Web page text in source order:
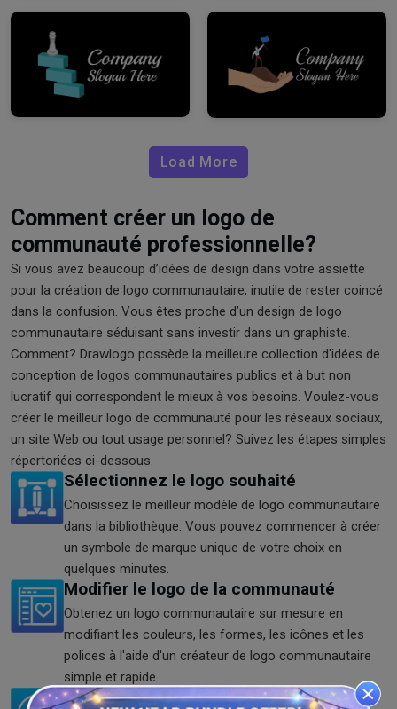
Load More
Comment créer un logo de
communauté professionnelle?
Si vous avez beaucoup d’idées de design dans votre assiette
pour la création de logo communautaire, inutile de rester coincé
dans la confusion. Vous êtes proche d’un design de logo
communautaire séduisant sans investir dans un graphiste.
Comment? Drawlogo possède la meilleure collection d'idées de
conception de logos communautaires publics et à but non
lucratif qui correspondent le mieux à vos besoins. Voulez-vous
créer le meilleur logo de communauté pour les réseaux sociaux,
un site Web ou tout usage personnel? Suivez les étapes simples
répertoriées ci-dessous.
Sélectionnez le logo souhaité
Choisissez le meilleur modèle de logo communautaire
dans la bibliothèque. Vous pouvez commencer à créer
un symbole de marque unique de votre choix en
quelques minutes.
Modifier le logo de la communauté
Obtenez un logo communautaire sur mesure en
modifiant les couleurs, les formes, les icônes et les
polices à l'aide d'un créateur de logo communautaire
simple et rapide.
Télécharger le logo de la communauté